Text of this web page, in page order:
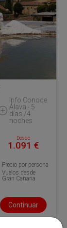
Info Conoce
Álava - 5
días /4
noches
Desde
1.091 €
Precio por persona
Vuelos desde
Gran Canaria
Continuar